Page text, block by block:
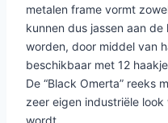
metalen frame vormt
kunnen dus jassen aan
worden, door middel van
beschikbaar met 12
De “Black Omerta” reeks
zeer eigen industriële
wordt.